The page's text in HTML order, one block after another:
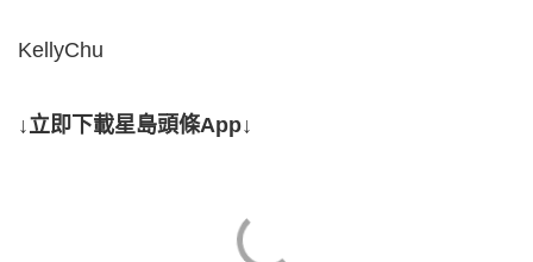
KellyChu
↓立即下載星島頭條App↓